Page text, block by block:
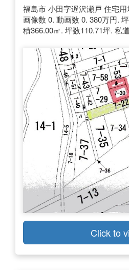
福島市 小田字遅沢瀬戸 住宅
画像数 0. 動画数 0. 380万円.
積366.00㎡. 坪数110.71坪. 私
Click to